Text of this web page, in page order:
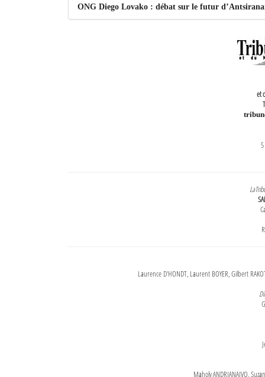
ONG Diego Lovako : débat sur le futur
et
Laurence D'HONDT, Laurent BOYER, Gilbert
Maholy ANDRIANAIVO,